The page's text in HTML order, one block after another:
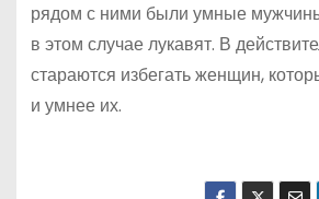
рядом с ними были умные
в этом случае лукавят. В
стараются избегать женщин,
и умнее их.